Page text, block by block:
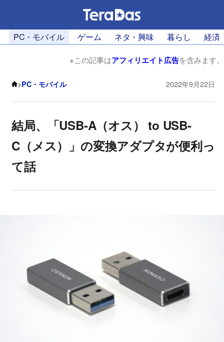
PC・モバイル ゲーム ネタ・興味 暮らし 経済
※この記事はアフィリエイト広告を含みます。
>PC・モバイル 2022年9月22日
結局、「USB-A（オス） to USB-
C（メス）」の変換アダプタが便利っ
て話